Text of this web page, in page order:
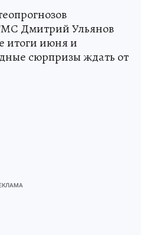
Дмитрий Ульянов
итоги июня и
сюрпризы ждать от